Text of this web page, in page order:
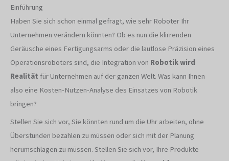
Einführung
Haben Sie sich schon einmal gefragt, wie sehr Roboter Ihr
Unternehmen verändern könnten? Ob es nun die klirrenden
Geräusche eines Fertigungsarms oder die lautlose Präzision eines
Operationsroboters sind, die Integration von Robotik wird
Realität für Unternehmen auf der ganzen Welt. Was kann Ihnen
also eine Kosten-Nutzen-Analyse des Einsatzes von Robotik
bringen?
Stellen Sie sich vor, Sie könnten rund um die Uhr arbeiten, ohne
Überstunden bezahlen zu müssen oder sich mit der Planung
herumschlagen zu müssen. Stellen Sie sich vor, Ihre Produkte